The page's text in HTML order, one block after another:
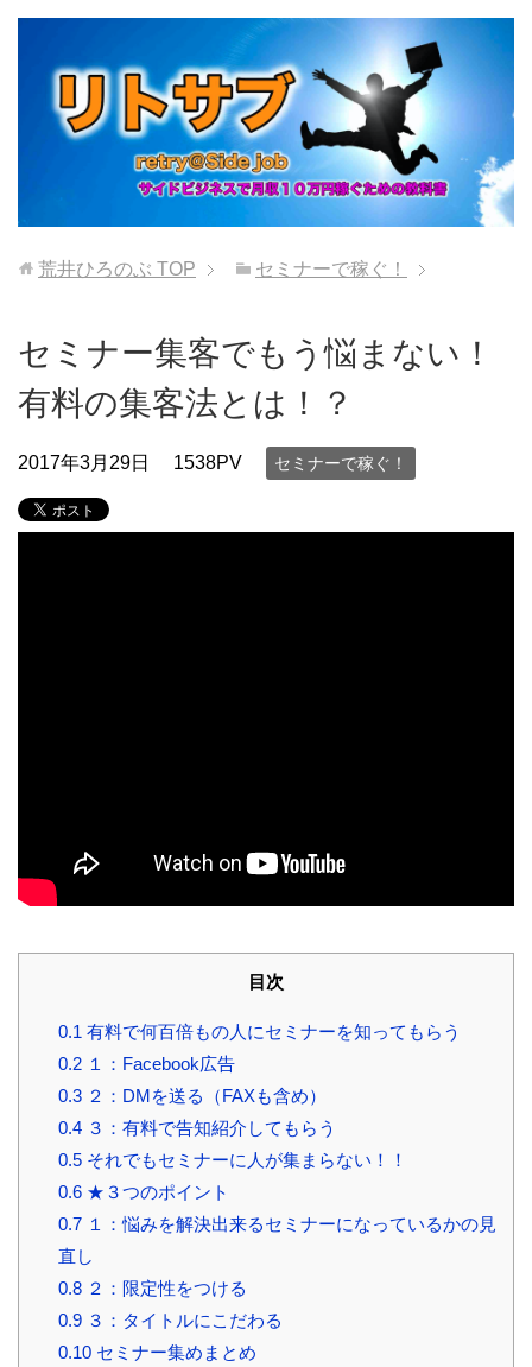
荒井ひろのぶ TOP セミナーで稼ぐ！
セミナー集客でもう悩まない！
有料の集客法とは！？
2017年3月29日 1538PV セミナーで稼ぐ！
目次
0.1 有料で何百倍もの人にセミナーを知ってもらう
0.2１：Facebook広告
0.3２：DMを送る（FAXも含め）
0.4３：有料で告知紹介してもらう
0.5それでもセミナーに人が集まらない！！
0.6★３つのポイント
0.7１：悩みを解決出来るセミナーになっているかの見
直し
0.8２：限定性をつける
0.9３：タイトルにこだわる
0.10セミナー集めまとめ